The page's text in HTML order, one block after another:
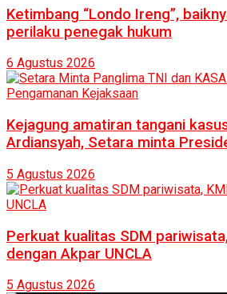
Ketimbang “Londo Ireng”,
perilaku penegak hukum
6 Agustus 2026
Kejagung amatiran tangani
Ardiansyah, Setara minta
5 Agustus 2026
Perkuat kualitas SDM
dengan Akpar UNCLA
5 Agustus 2026